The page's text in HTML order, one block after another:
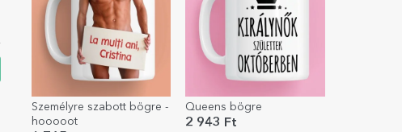
Személyre szabott bögre -
hooooot
Queens bögre
2 943 Ft